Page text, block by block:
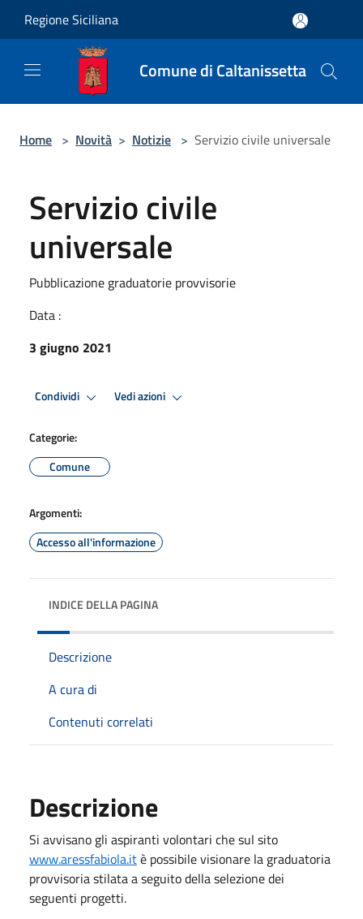
Regione Siciliana
Comune di Caltanissetta
Home > Novità > Notizie > Servizio civile universale
Servizio civile
universale
Pubblicazione graduatorie provvisorie
Data :
3 giugno 2021
Condividi Vedi azioni
Categorie:
Comune
Argomenti:
Accesso all'informazione
INDICE DELLA PAGINA
Descrizione
A cura di
Contenuti correlati
Descrizione
Si avvisano gli aspiranti volontari che sul sito
www.aressfabiola.itè possibile visionare la graduatoria
provvisoria stilata a seguito della selezione dei
seguenti progetti.